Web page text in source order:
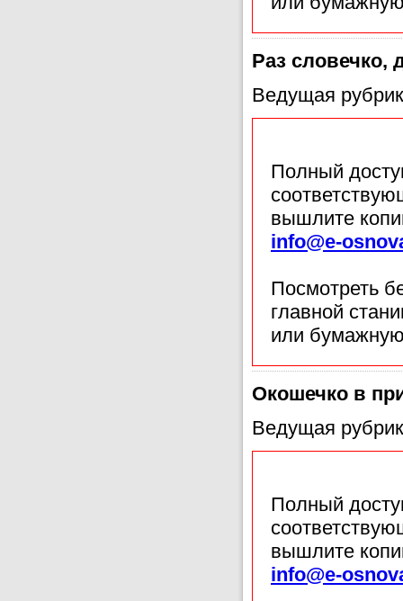
Раз словечко,
Ведущая
Полный
вышлите
info@e-
Посмотреть
главной
или
Окошечко в
Ведущая
Полный
вышлите
info@e-